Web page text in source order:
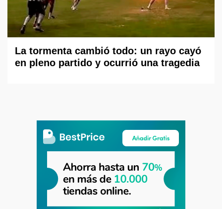
La tormenta cambió todo: un rayo cayó
en pleno partido y ocurrió una tragedia